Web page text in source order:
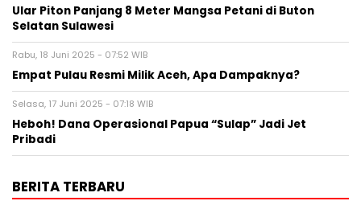
Ular Piton Panjang 8 Meter Mangsa Petani di Buton
Selatan Sulawesi
Rabu, 18 Juni 2025 - 07:52 WIB
Empat Pulau Resmi Milik Aceh, Apa Dampaknya?
Selasa, 17 Juni 2025 - 07:18 WIB
Heboh! Dana Operasional Papua “Sulap” Jadi Jet
Pribadi
BERITA TERBARU